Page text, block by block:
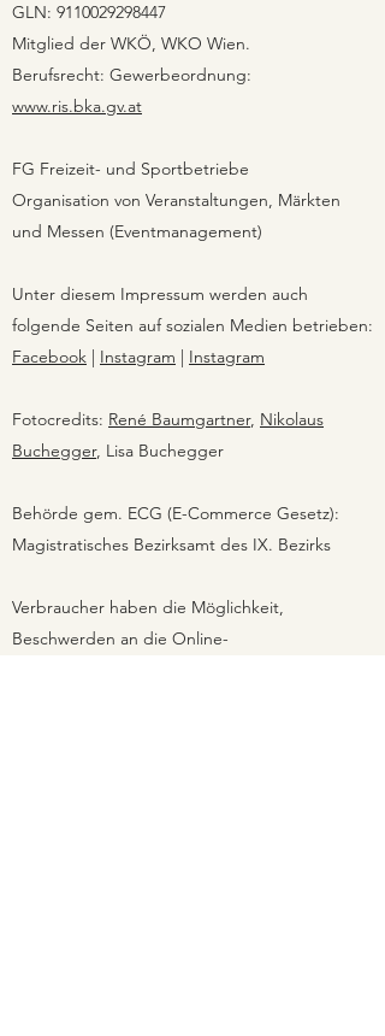
GLN: 9110029298447
Mitglied der WKÖ, WKO Wien.
Berufsrecht: Gewerbeordnung:
www.ris.bka.gv.at
FG Freizeit- und Sportbetriebe
Organisation von Veranstaltungen, Märkten
und Messen (Eventmanagement)
Unter diesem Impressum werden auch
folgende Seiten auf sozialen Medien betrieben:
Facebook | Instagram | Instagram
Fotocredits: René Baumgartner, Nikolaus
Buchegger, Lisa Buchegger
Behörde gem. ECG (E-Commerce Gesetz):
Magistratisches Bezirksamt des IX. Bezirks
Verbraucher haben die Möglichkeit,
Beschwerden an die Online-